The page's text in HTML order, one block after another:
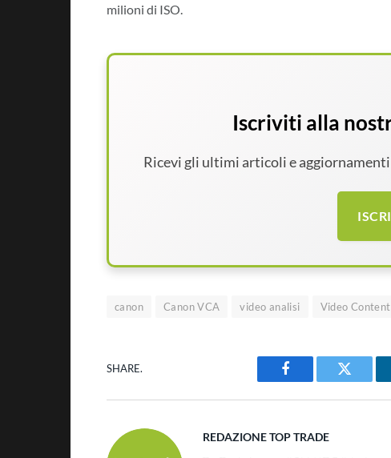
milioni di ISO.
Iscriviti alla
Ricevi gli ultimi articoli e
canon Canon VCA video analisi Video
SHARE.
Facebook Twitter
REDAZIONE TOP TRADE